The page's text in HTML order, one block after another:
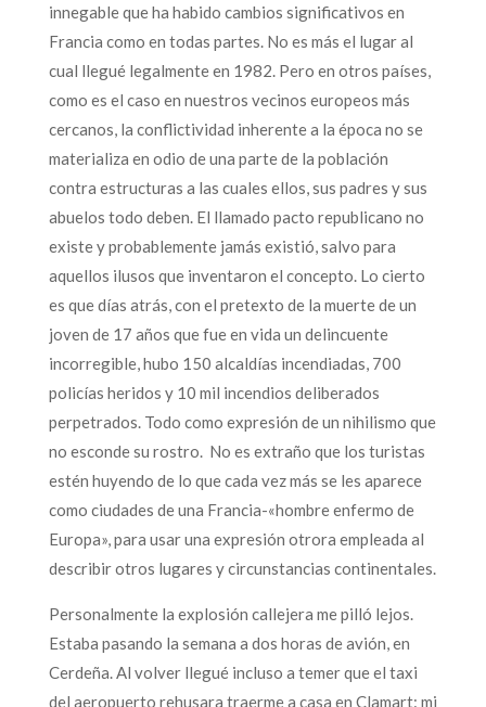
innegable que ha habido cambios significativos en
Francia como en todas partes. No es más el lugar al
cual llegué legalmente en 1982. Pero en otros países,
como es el caso en nuestros vecinos europeos más
cercanos, la conflictividad inherente a la época no se
materializa en odio de una parte de la población
contra estructuras a las cuales ellos, sus padres y sus
abuelos todo deben. El llamado pacto republicano no
existe y probablemente jamás existió, salvo para
aquellos ilusos que inventaron el concepto. Lo cierto
es que días atrás, con el pretexto de la muerte de un
joven de 17 años que fue en vida un delincuente
incorregible, hubo 150 alcaldías incendiadas, 700
policías heridos y 10 mil incendios deliberados
perpetrados. Todo como expresión de un nihilismo que
no esconde su rostro. No es extraño que los turistas
estén huyendo de lo que cada vez más se les aparece
como ciudades de una Francia-«hombre enfermo de
Europa», para usar una expresión otrora empleada al
describir otros lugares y circunstancias continentales.
Personalmente la explosión callejera me pilló lejos.
Estaba pasando la semana a dos horas de avión, en
Cerdeña. Al volver llegué incluso a temer que el taxi
del aeropuerto rehusara traerme a casa en Clamart: mi